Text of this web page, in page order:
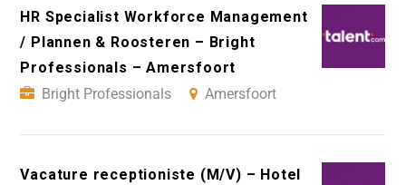
HR Specialist Workforce Management
/ Plannen & Roosteren – Bright
Professionals – Amersfoort
Bright Professionals
Amersfoort
Vacature receptioniste (M/V) – Hotel